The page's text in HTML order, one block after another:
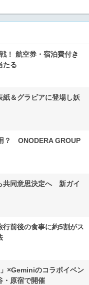
！ 航空券・宿泊費付き
たる
＆グラビアに登場し妖
？ ONODERA GROUP
共同意思決定へ 新ガイ
行前後の食事に約5割がス
×Geminiのコラボイベン
・原宿で開催